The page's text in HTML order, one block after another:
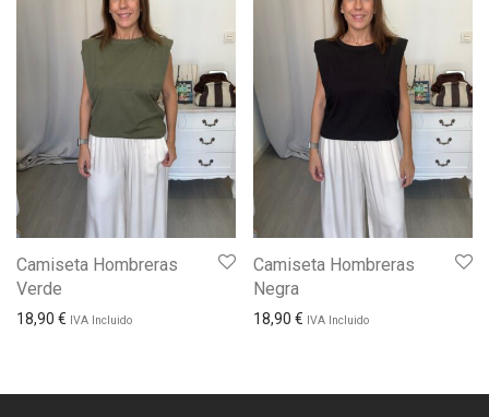
Camiseta Hombreras
Verde
18,90 € IVA Incluido
Camiseta Hombreras
Negra
18,90 € IVA Incluido